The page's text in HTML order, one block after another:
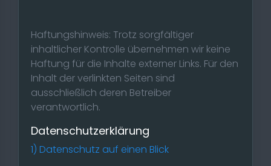
Haftungshinweis: Trotz sorgfältiger
inhaltlicher Kontrolle übernehmen wir keine
Haftung für die Inhalte externer Links. Für den
Inhalt der verlinkten Seiten sind
ausschließlich deren Betreiber
verantwortlich.
Datenschutzerklärung
1) Datenschutz auf einen Blick